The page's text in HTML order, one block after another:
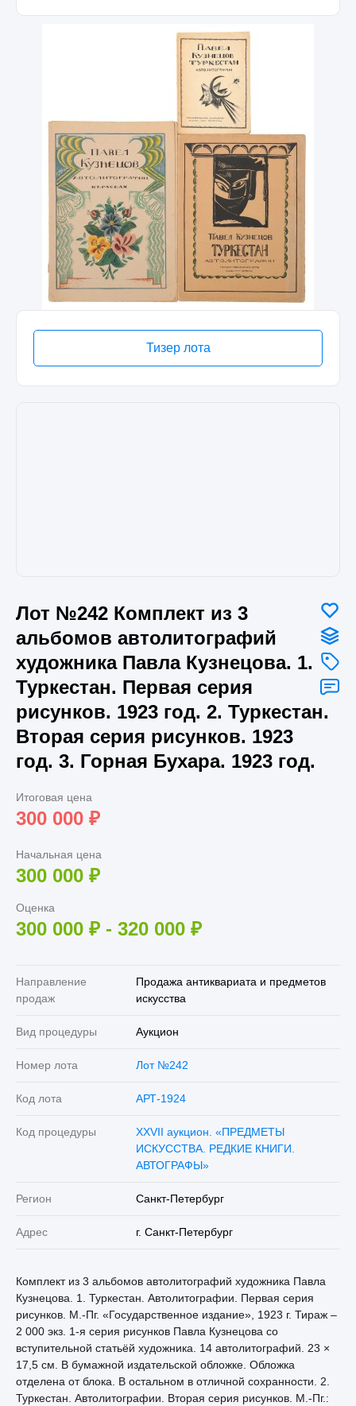
Тизер лота
Лот №242 Комплект из 3
альбомов автолитографий
художника Павла Кузнецова. 1.
Туркестан. Первая серия
рисунков. 1923 год. 2. Туркестан.
Вторая серия рисунков. 1923
год. 3. Горная Бухара. 1923 год.
Итоговая цена
300 000 ₽
Начальная цена
300 000 ₽
Оценка
300 000 ₽ - 320 000 ₽
Направление
продаж
Продажа антиквариата и предметов
искусства
Вид процедуры Аукцион
Номер лота Лот №242
Код лота АРТ-1924
Код процедуры
XXVII аукцион. «ПРЕДМЕТЫ
ИСКУССТВА. РЕДКИЕ КНИГИ.
АВТОГРАФЫ»
Регион Санкт-Петербург
Адрес г. Санкт-Петербург
Комплект из 3 альбомов автолитографий художника Павла
Кузнецова. 1. Туркестан. Автолитографии. Первая серия
рисунков. М.-Пг. «Государственное издание», 1923 г. Тираж –
2 000 экз. 1-я серия рисунков Павла Кузнецова со
вступительной статьёй художника. 14 автолитографий. 23 ×
17,5 см. В бумажной издательской обложке. Обложка
отделена от блока. В остальном в отличной сохранности. 2.
Туркестан. Автолитографии. Вторая серия рисунков. М.-Пг.: